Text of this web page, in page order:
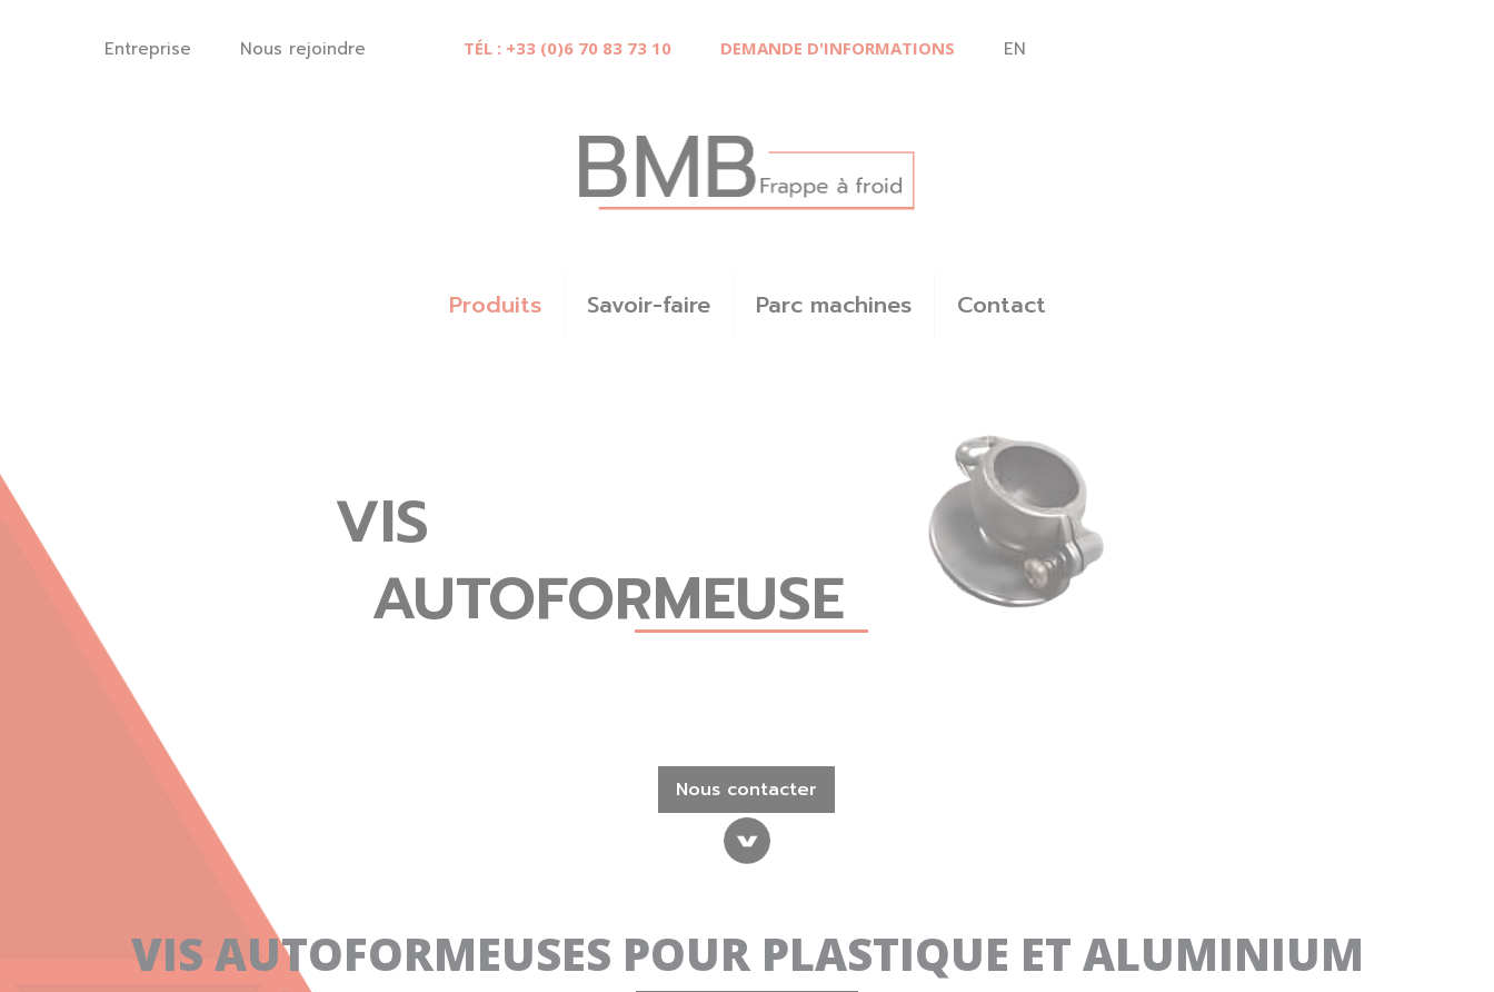
Entreprise Nous rejoindre TÉL : +33 (0)6 70 83 73 10 DEMANDE D'INFORMATIONS EN
Produits Savoir-faire Parc machines Contact
VIS
AUTOFORMEUSE
Nous contacter
VIS AUTO­FORMEUSES POUR PLASTIQUE ET ALUMINIUM